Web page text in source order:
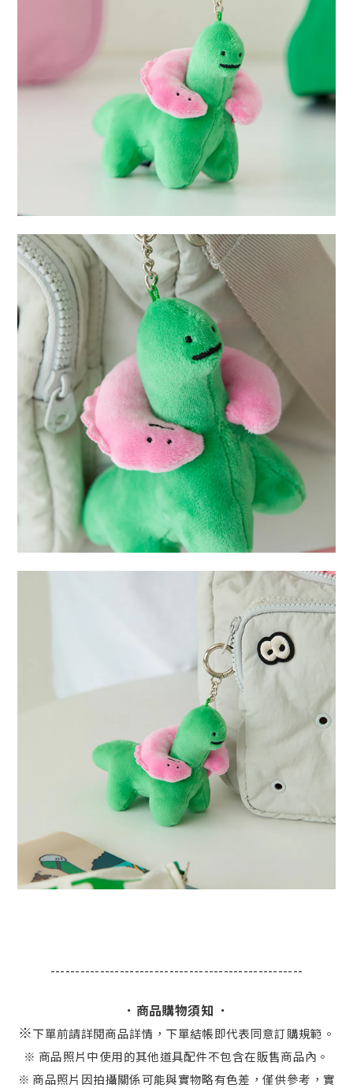
---------------------------------------------------
．商品購物須知 ．
※下單前請詳閱商品詳情，下單結帳即代表同意訂購規範。
※ 商品照片中使用的其他道具配件不包含在販售商品內。
※ 商品照片因拍攝關係可能與實物略有色差，僅供參考，實